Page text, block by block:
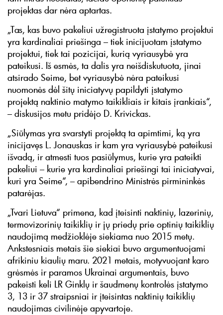
projektas dar nėra aptartas.
„Tas, kas buvo pakeliui užregistruota įstatymo projektui
yra kardinaliai priešinga – tiek inicijuotam įstatymo
projektui, tiek tai pozicijai, kurią vyriausybė yra
pateikusi. Iš esmės, ta dalis yra neišdiskutuota, jinai
atsirado Seime, bet vyriausybė nėra pateikusi
nuomonės dėl šitų iniciatyvų papildyti įstatymo
projektą naktinio matymo taikikliais ir kitais įrankiais“,
– diskusijos metu pridėjo D. Krivickas.
„Siūlymas yra svarstyti projektą ta apimtimi, ką yra
inicijavęs L. Jonauskas ir kam yra vyriausybė pateikusi
išvadą, ir atmesti tuos pasiūlymus, kurie yra pateikti
pakeliui – kurie yra kardinaliai priešingi tai iniciatyvai,
kuri yra Seime“, – apibendrino Ministrės pirmininkės
patarėjas.
„Tvari Lietuva“ primena, kad įteisinti naktinių, lazerinių,
termovizorinių taikiklių ir jų priedų prie optinių taikiklių
naudojimą medžioklėje siekiama nuo 2015 metų.
Ankstesniais metais šie siekiai buvo argumentuojami
afrikiniu kiaulių maru. 2021 metais, motyvuojant karo
grėsmės ir paramos Ukrainai argumentais, buvo
pakeisti keli LR Ginklų ir šaudmenų kontrolės įstatymo
3, 13 ir 37 straipsniai ir įteisintas naktinių taikiklių
naudojimas civilinėje apyvartoje.